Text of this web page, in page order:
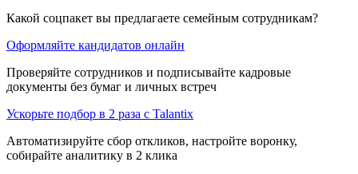
Какой соцпакет вы предлагаете семейным сотрудникам?
Оформляйте кандидатов онлайн
Проверяйте сотрудников и подписывайте кадровые
документы без бумаг и личных встреч
Ускорьте подбор в 2 раза с Talantix
Автоматизируйте сбор откликов, настройте воронку,
собирайте аналитику в 2 клика